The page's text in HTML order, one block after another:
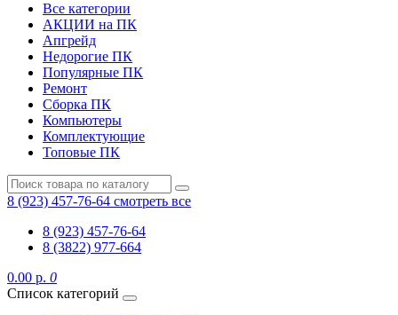
Все категории
АКЦИИ на ПК
Апгрейд
Недорогие ПК
Популярные ПК
Ремонт
Сборка ПК
Компьютеры
Комплектующие
Топовые ПК
8 (923) 457-76-64 смотреть все
8 (923) 457-76-64
8 (3822) 977-664
0.00 р. 0
Список категорий